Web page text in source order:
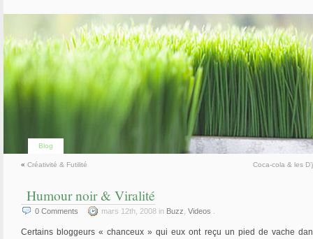
Blog
« Créativité & Futilité Coca-cola & les
Humour noir & Viralité
0 Comments mars 12th, 2008 in Buzz Videos
Certains bloggeurs « chanceux » qui eux ont reçu un pied de vache